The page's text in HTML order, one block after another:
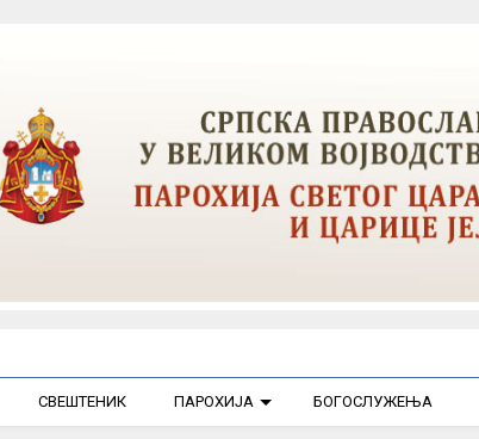
СВЕШТЕНИК ПАРОХИЈА БОГОСЛУЖЕЊА